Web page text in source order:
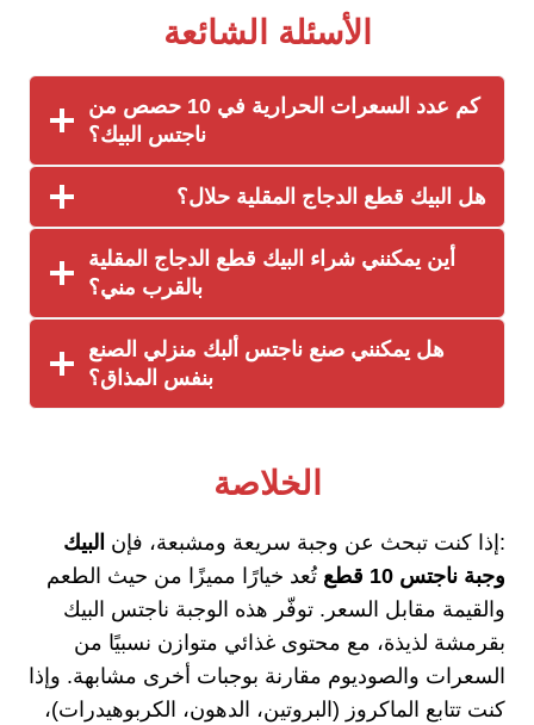
الأسئلة الشائعة
كم عدد السعرات الحرارية في 10 حصص من
ناجتس البيك؟
هل البيك قطع الدجاج المقلية حلال؟
أين يمكنني شراء البيك قطع الدجاج المقلية
بالقرب مني؟
هل يمكنني صنع ناجتس ألبك منزلي الصنع
بنفس المذاق؟
الخلاصة
:إذا كنت تبحث عن وجبة سريعة ومشبعة، فإن البيك
وجبة ناجتس 10 قطع
تُعد خيارًا مميزًا من حيث الطعم
والقيمة مقابل السعر. توفّر هذه الوجبة ناجتس البيك
بقرمشة لذيذة، مع محتوى غذائي متوازن نسبيًا من
السعرات والصوديوم مقارنة بوجبات أخرى مشابهة. وإذا
كنت تتابع الماكروز (البروتين، الدهون، الكربوهيدرات)،